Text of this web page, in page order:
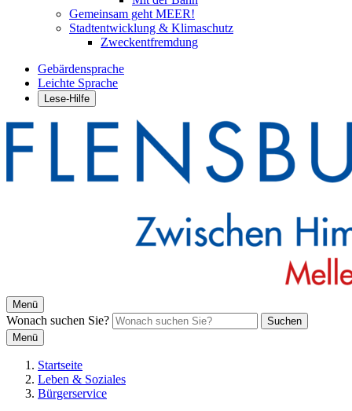
Gemeinsam geht MEER!
Stadtentwicklung & Klimaschutz
Zweckentfremdung
Gebärdensprache
Leichte Sprache
Lese-Hilfe
Menü
Wonach suchen Sie?
Suchen
Menü
Startseite
Leben & Soziales
Bürgerservice